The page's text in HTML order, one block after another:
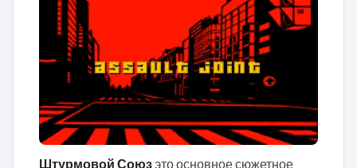
Штурмовой Союзэто основное сюжетное